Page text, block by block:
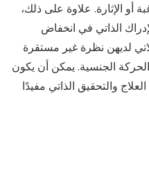
الإثارة. علاوة على ذلك،
الذاتي في انخفاض
لديهن نظرة غير مستقرة
الجنسية. يمكن أن يكون
والتحقيق الذاتي مفيدًا